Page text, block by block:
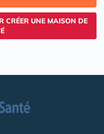
CRÉER UNE MAISON DE